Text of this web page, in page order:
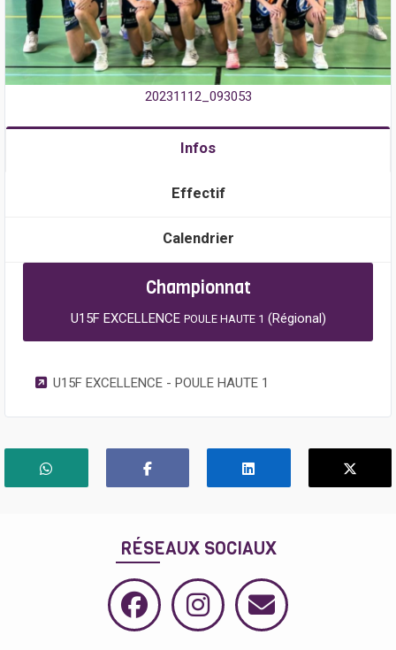
20231112_093053
Infos
Effectif
Calendrier
Championnat
U15F EXCELLENCE POULE HAUTE 1 (Régional)
U15F EXCELLENCE - POULE HAUTE 1
RÉSEAUX SOCIAUX